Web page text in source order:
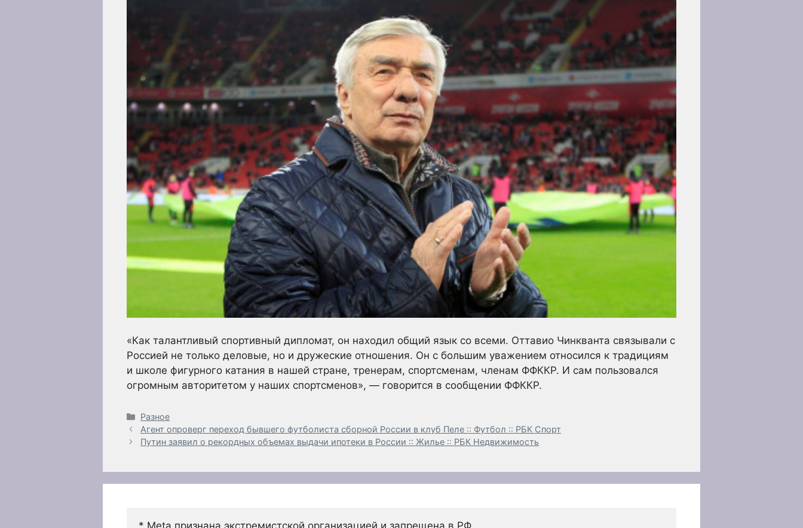
«Как талантливый спортивный дипломат, он находил общий язык со всеми. Оттавио Чинкванта связывали с
Россией не только деловые, но и дружеские отношения. Он с большим уважением относился к традициям
и школе фигурного катания в нашей стране, тренерам, спортсменам, членам ФФККР. И сам пользовался
огромным авторитетом у наших спортсменов», — говорится в сообщении ФФККР.
Рубрики
Разное
Агент опроверг переход бывшего футболиста сборной России в клуб Пеле :: Футбол :: РБК Спорт
Путин заявил о рекордных объемах выдачи ипотеки в России :: Жилье :: РБК Недвижимость
* Meta признана экстремистской организацией и запрещена в РФ